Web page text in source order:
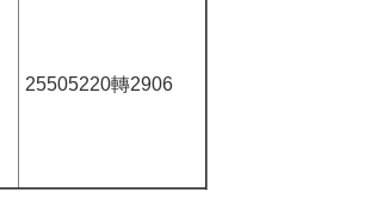
25505220轉2906